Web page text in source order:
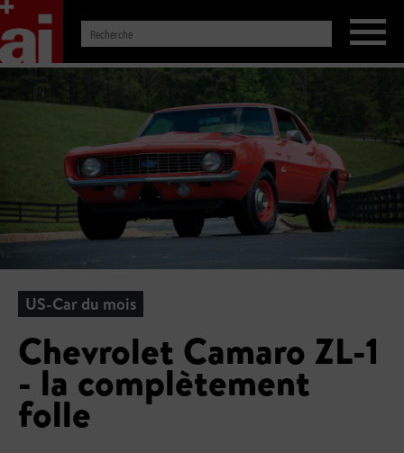
US-Car du mois
Chevrolet Camaro ZL-1
- la complètement
folle